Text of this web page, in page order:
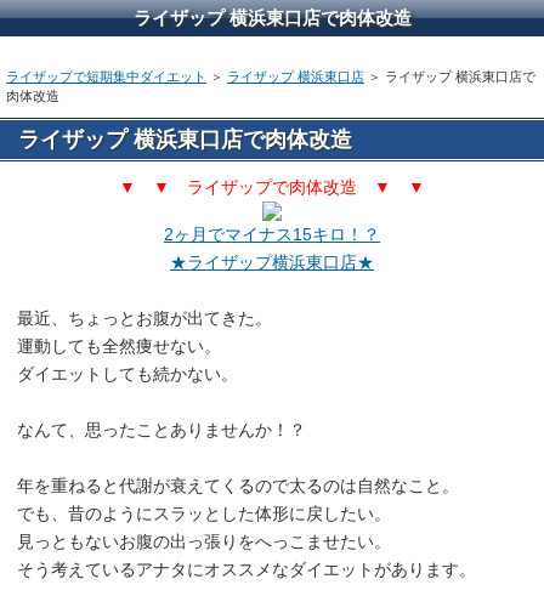
ライザップ 横浜東口店で肉体改造
ライザップで短期集中ダイエット ＞ ライザップ 横浜東口店 ＞ ライザップ 横浜東口店で
肉体改造
ライザップ 横浜東口店で肉体改造
▼ ▼ ライザップで肉体改造 ▼ ▼
2ヶ月でマイナス15キロ！？
★ライザップ横浜東口店★
最近、ちょっとお腹が出てきた。
運動しても全然痩せない。
ダイエットしても続かない。
なんて、思ったことありませんか！？
年を重ねると代謝が衰えてくるので太るのは自然なこと。
でも、昔のようにスラッとした体形に戻したい。
見っともないお腹の出っ張りをへっこませたい。
そう考えているアナタにオススメなダイエットがあります。